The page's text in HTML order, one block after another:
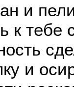
и
к тебе
и